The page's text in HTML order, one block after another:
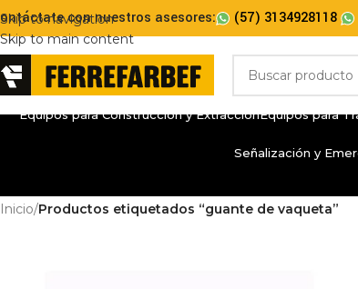
Skip to navigation
Skip to main content
con nuestros asesores: (57) 3134928118
Equipos para Construcción y ExtracciónEquipos para
Señalización y
Inicio/Productos etiquetados “guante de vaqueta”